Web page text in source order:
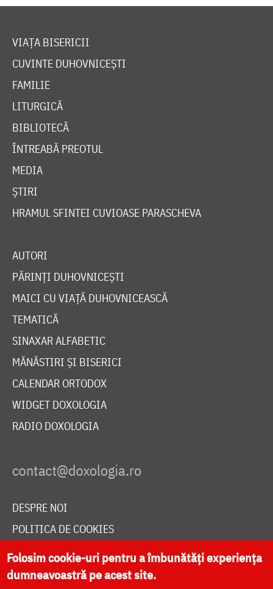
VIAȚA BISERICII
CUVINTE DUHOVNICEȘTI
FAMILIE
LITURGICĂ
BIBLIOTECĂ
ÎNTREABĂ PREOTUL
MEDIA
ȘTIRI
HRAMUL SFINTEI CUVIOASE PARASCHEVA
AUTORI
PĂRINȚI DUHOVNICEȘTI
MAICI CU VIAȚĂ DUHOVNICEASCĂ
TEMATICĂ
SINAXAR ALFABETIC
MĂNĂSTIRI ȘI BISERICI
CALENDAR ORTODOX
WIDGET DOXOLOGIA
RADIO DOXOLOGIA
DESPRE NOI
POLITICA DE COOKIES
DONEAZĂ ONLINE PENTRU CATEDRALA NAȚIONALĂ
Folosim cookie-uri pentru a îmbunătăți experiența
dumneavoastră pe acest site.